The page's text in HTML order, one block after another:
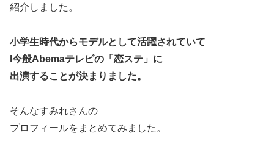
紹介しました。
小学生時代からモデルとして活躍されていて
l今般Abemaテレビの「恋ステ」に
出演することが決まりました。
そんなすみれさんの
プロフィールをまとめてみました。